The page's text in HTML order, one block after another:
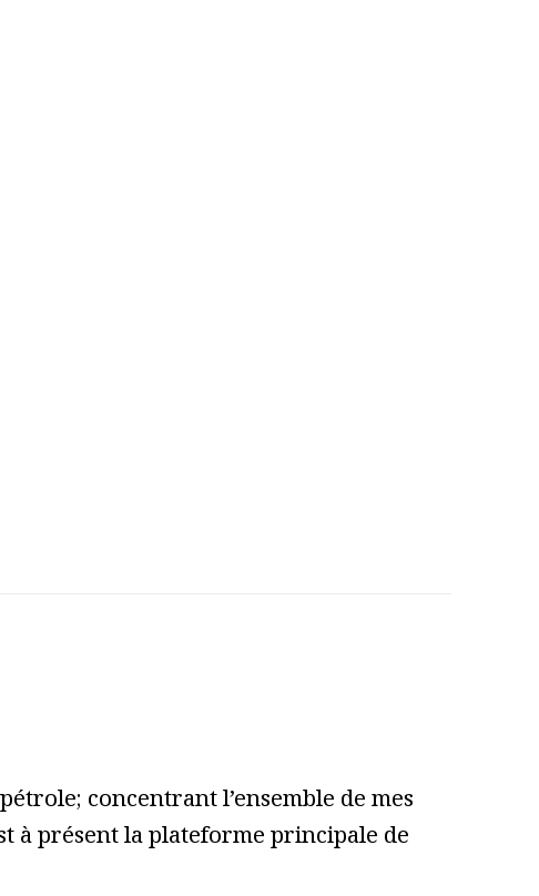
concentrant l’ensemble de mes
à présent la plateforme principale de